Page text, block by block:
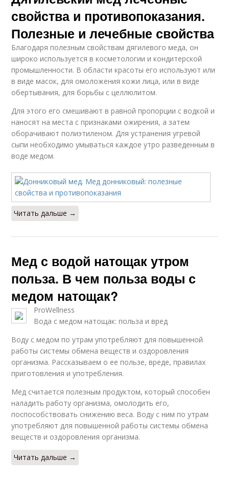
свойства и противопоказания.
Полезные и лечебные свойства
Благодаря полезным свойствам дягилевого меда, он
широко используется в косметологии и кондитерской
промышленности. В области красоты его используют или
в виде масок, для омоложения кожи лица, или в виде
обертывания, для борьбы с целлюлитом.
Для этого его смешивают в равной пропорции с водкой и
наносят на места с признаками ожирения, а затем
оборачивают полиэтиленом. Для устранения угревой
сыпи необходимо умываться каждое утро разведенным в
воде медом.
Читать дальше →
Мед с водой натощак утром
польза. В чем польза воды с
медом натощак?
ProWellness
Вода с медом натощак: польза и вред
Воду с медом по утрам употребляют для повышенной
работы системы обмена веществ и оздоровления
организма. Рассказываем о ее пользе, вреде, правилах
приготовления и употребления.
Мед считается полезным продуктом, который способен
наладить работу организма, омолодить его,
поспособствовать снижению веса. Воду с ним по утрам
употребляют для повышенной работы системы обмена
веществ и оздоровления организма.
Читать дальше →